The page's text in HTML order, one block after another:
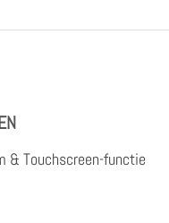
& Touchscreen-functie